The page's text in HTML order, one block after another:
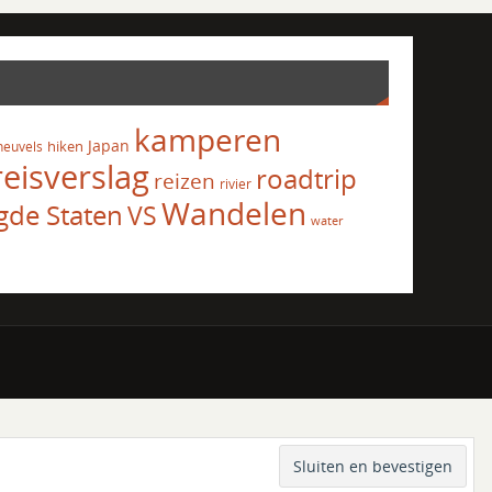
hiken Japan kamperen
reizen rivier roadtrip
StatenVSWandelen water